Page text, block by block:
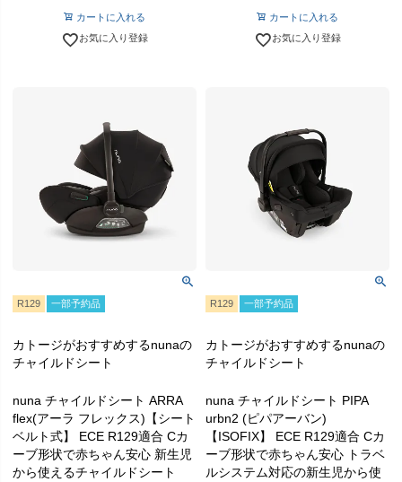
カートに入れる
お気に入り登録
カートに入れる
お気に入り登録
R129 一部予約品
カトージがおすすめするnunaの
チャイルドシート
nuna チャイルドシート ARRA
flex(アーラ フレックス)【シート
ベルト式】 ECE R129適合 Cカ
ーブ形状で赤ちゃん安心 新生児
から使えるチャイルドシート
R129 一部予約品
カトージがおすすめするnunaの
チャイルドシート
nuna チャイルドシート PIPA
urbn2 (ピパアーバン)
【ISOFIX】 ECE R129適合 Cカ
ーブ形状で赤ちゃん安心 トラベ
ルシステム対応の新生児から使